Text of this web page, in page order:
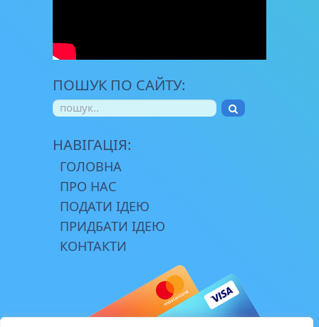
ПОШУК ПО САЙТУ:
НАВІГАЦІЯ:
ГОЛОВНА
ПРО НАС
ПОДАТИ ІДЕЮ
ПРИДБАТИ ІДЕЮ
КОНТАКТИ